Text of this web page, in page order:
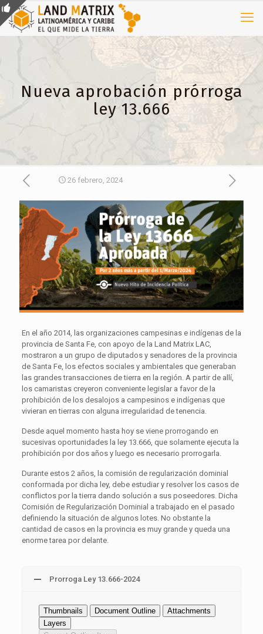
Nueva aprobación prórroga
ley 13.666
26 febrero, 2024
En el año 2014, las organizaciones campesinas e indígenas de la
provincia de Santa Fe, con apoyo de la Land Matrix LAC,
mostraron a un grupo de diputados y senadores de la provincia
de Santa Fe, los efectos sociales y ambientales que generaban
las grandes transacciones de tierra en la región. A partir de allí,
los camaristas creyeron conveniente legislar a favor de la
prohibición de los desalojos a campesinos e indígenas que
vivieran en tierras con alguna irregularidad de tenencia.
Desde aquel momento hasta hoy se viene prorrogando en
sucesivas oportunidades la ley 13.666, que solamente ejecuta la
prohibición por dos años y luego es necesario prorrogarla.
Durante estos 2 años, la comisión de regularización dominial
conformada por dicha ley, debe estudiar y resolver los casos de
conflictos por la tierra dando solución a sus poseedores. Dicha
Comisión de Regularización Dominial a trabajado en el pasado
definiendo la situación de algunos lotes. No obstante la
cantidad de casos en la provincia es muy grande y queda una
enorme tarea por delante.
Prorroga Ley 13.666-2024